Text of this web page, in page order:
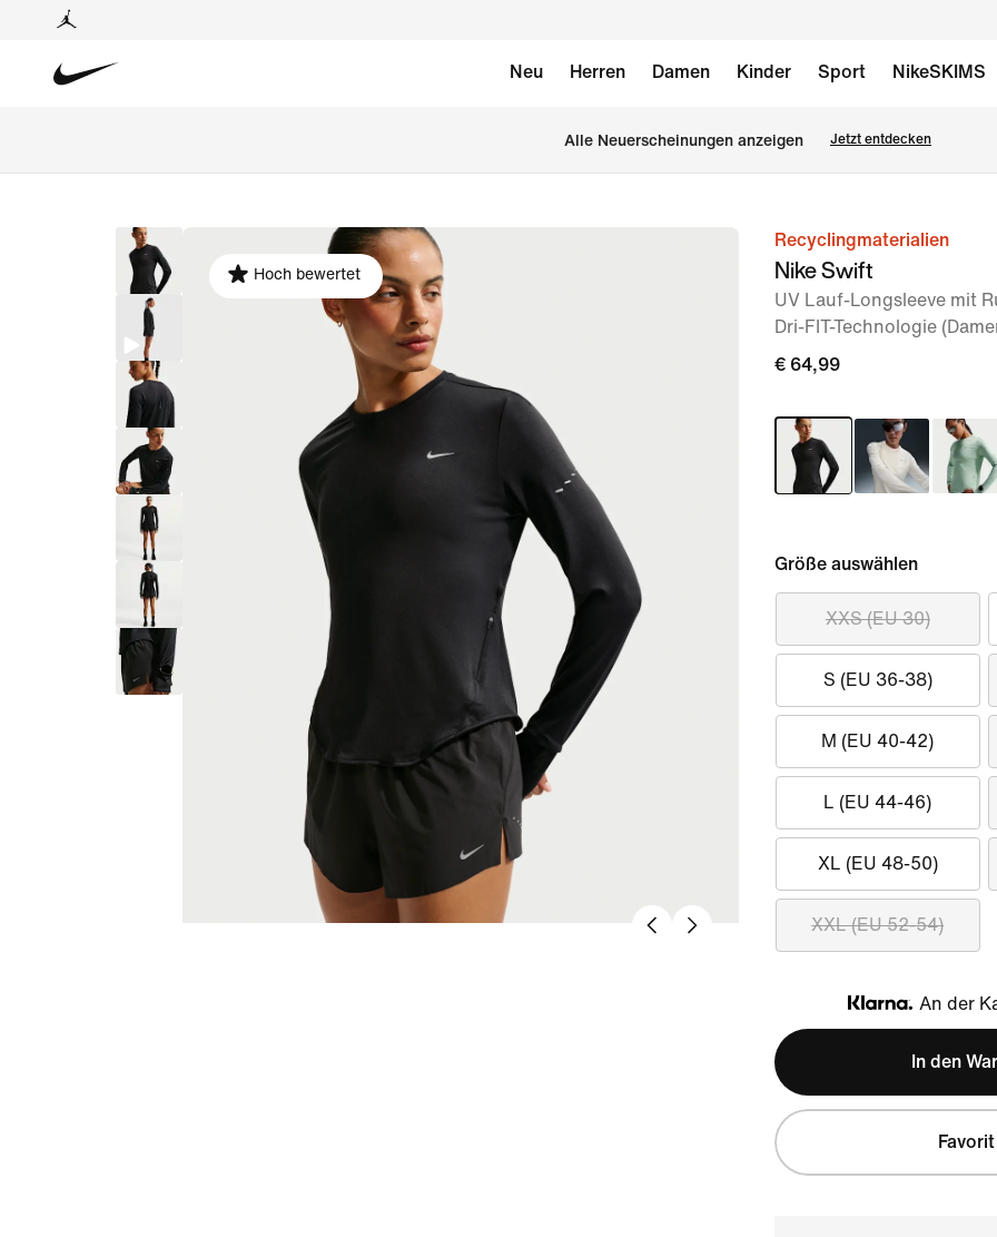
Neu Herren Damen Kinder Sport NikeSKIMS
Alle Neuerscheinungen anzeigen Jetzt entdecken
Bild 1
Hoch bewertet
Recyclingmaterialien
Nike Swift
UV Lauf-Longsleeve mit
Dri-FIT-Technologie
€ 64,99
Größe auswählen
XXS (EU 30)
S (EU 36-38)
M (EU 40-42)
L (EU 44-46)
XL (EU 48-50)
XXL (EU 52-54)
Klarna
An der
In den
Favorit